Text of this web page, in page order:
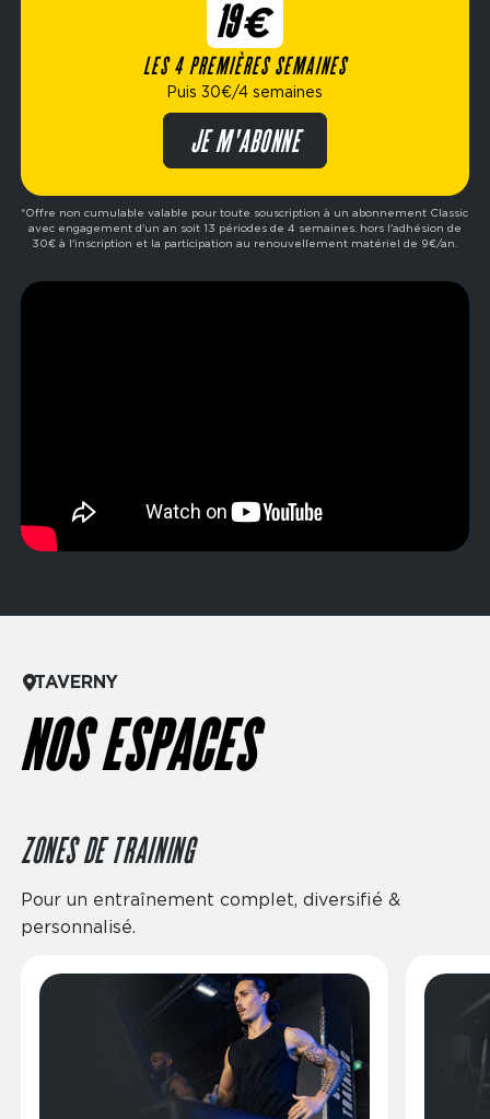
réservé aux abonnés Ultimate, le
et leStudio Bike
du Val-d'Oise une adresse complète pour varier et
intensifier ses entraînements.
19€
LES 4 PREMIÈRES SEMAINES
Puis 30€/4 semaines
JE M'ABONNE
*Offre non cumulable valable pour toute souscription à un abonnement Classic
avec engagement d'un an soit 13 périodes de 4 semaines. hors l'adhésion de
30€ à l'inscription et la participation au renouvellement matériel de 9€/an.
TAVERNY
NOS ESPACES
ZONES DE TRAINING
Pour un entraînement complet, diversifié &
personnalisé.
Image Image